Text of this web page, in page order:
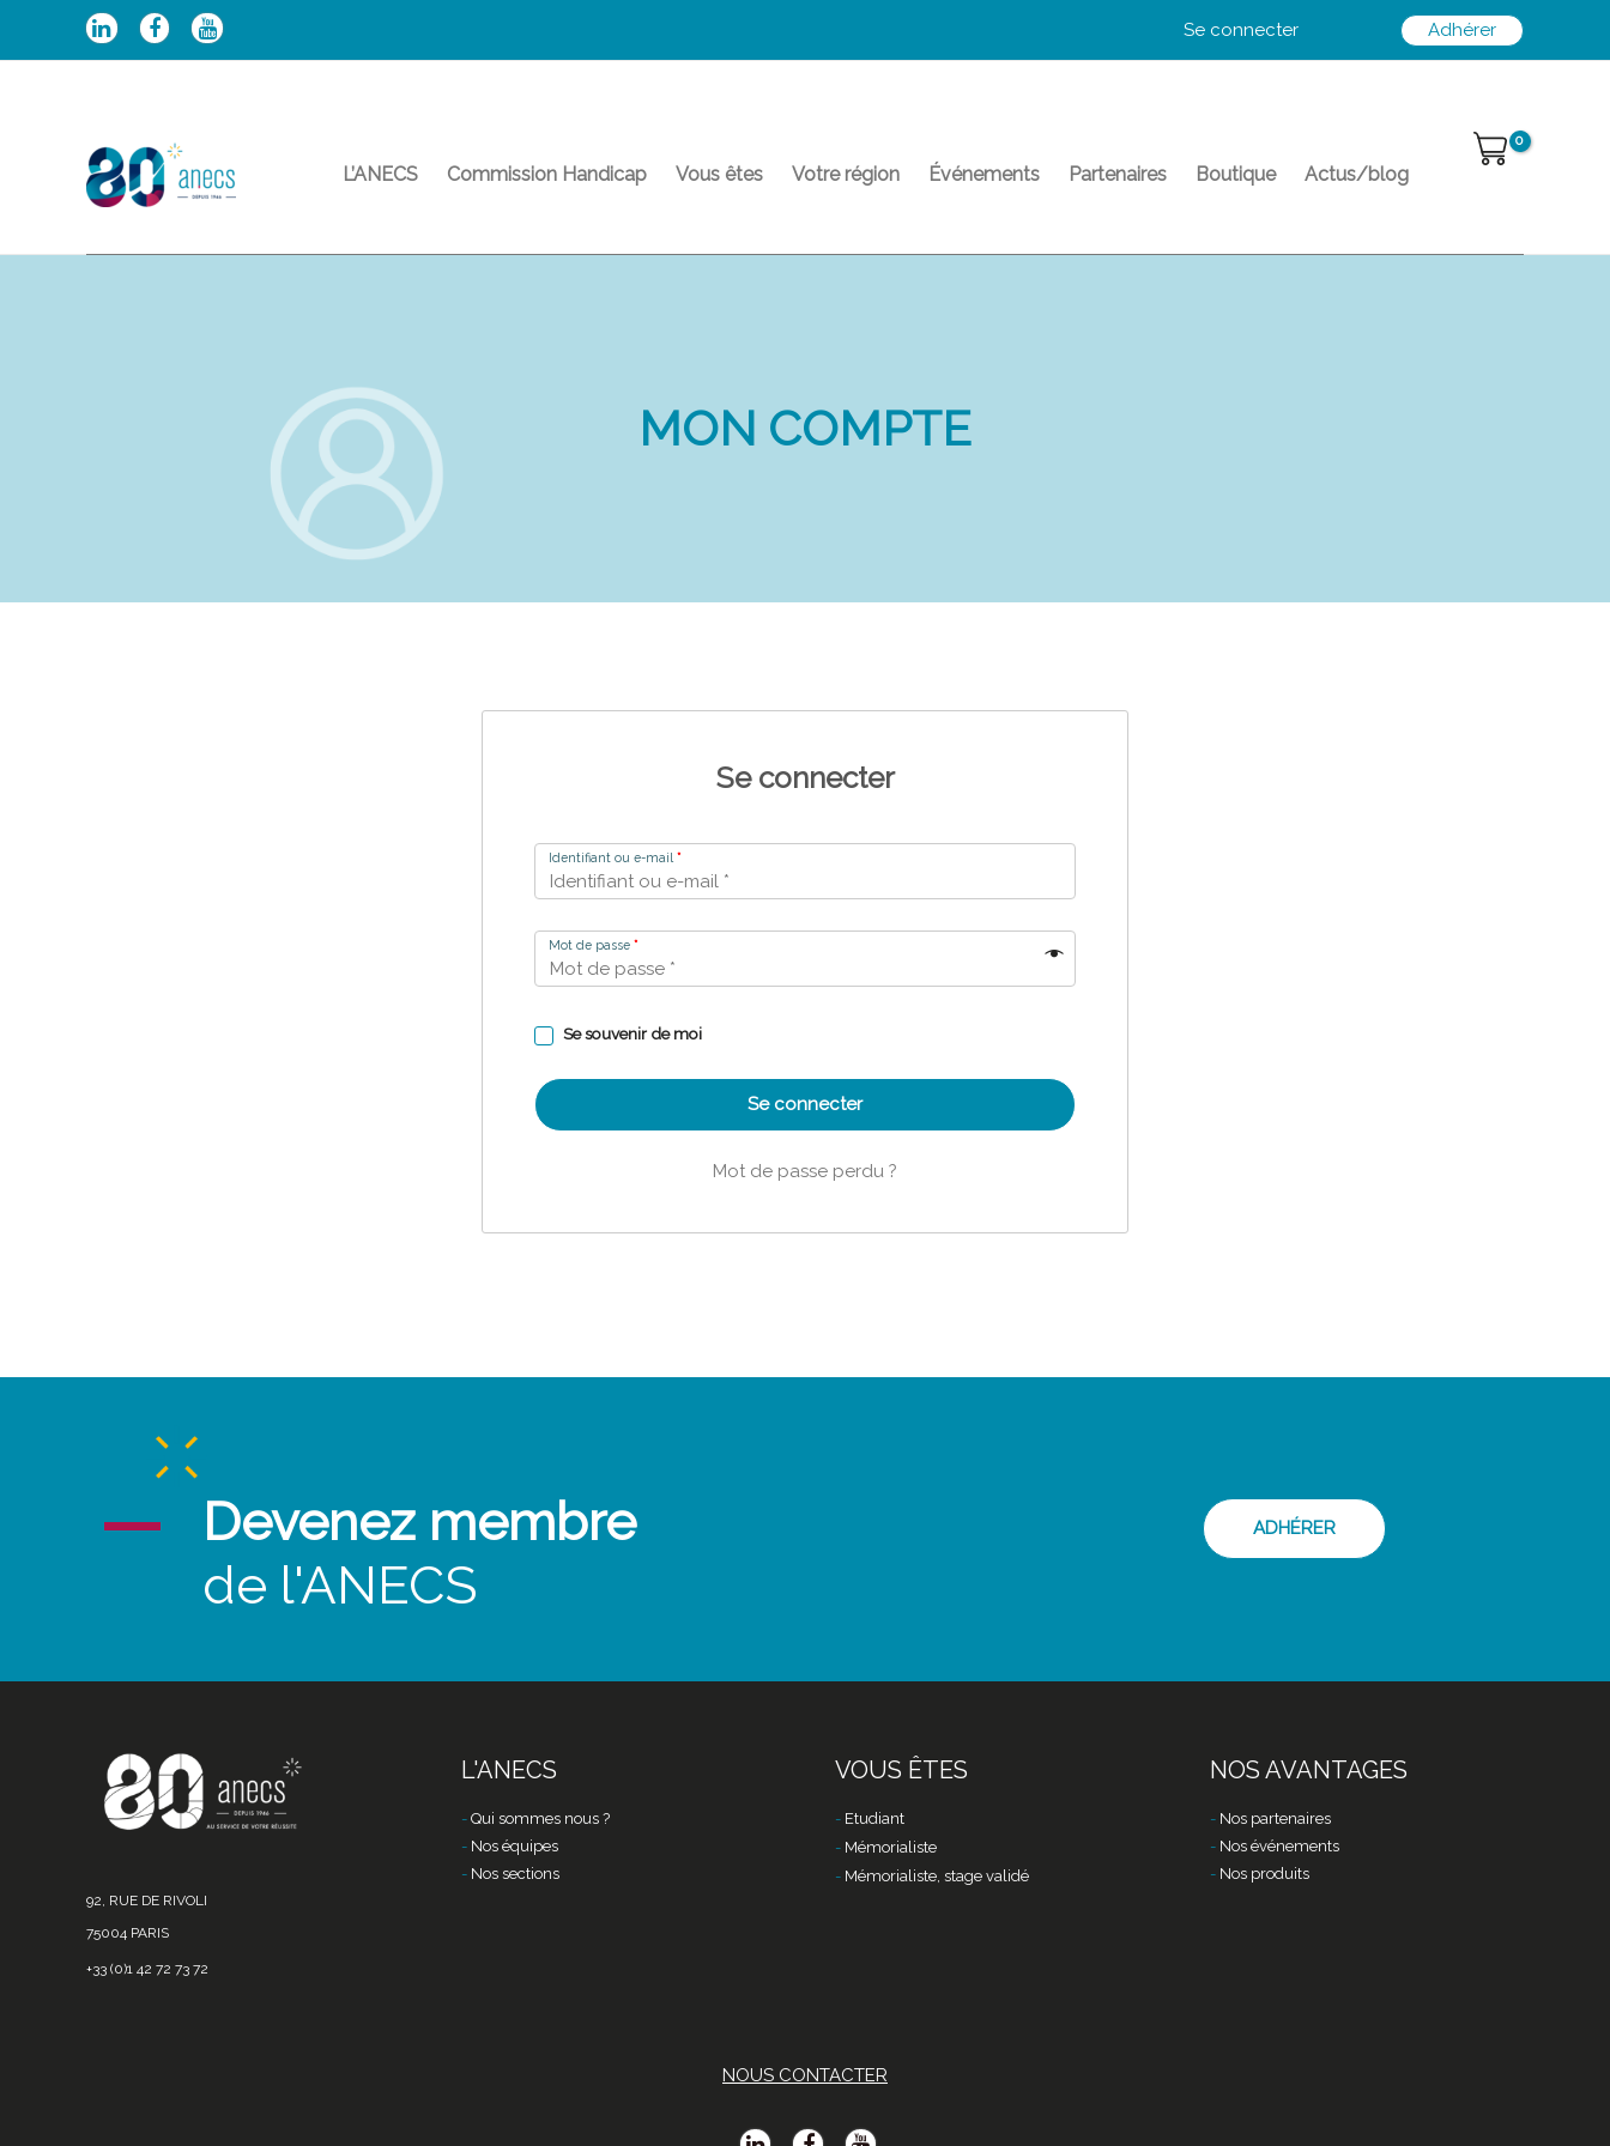
Se connecter Adhérer
L’ANECS Commission Handicap Vous êtes Votre région Événements Partenaires Boutique Actus/blog
MON COMPTE
Se connecter
Identifiant ou e-mail *
Mot de passe *
Se souvenir de moi
Se connecter
Mot de passe perdu ?
Devenez membre
de l'ANECS
ADHÉRER
92, RUE DE RIVOLI
75004 PARIS
+33 (0)1 42 72 73 72
L'ANECS
Qui sommes nous ?
Nos équipes
Nos sections
VOUS ÊTES
Etudiant
Mémorialiste
Mémorialiste, stage validé
NOS AVANTAGES
Nos partenaires
Nos événements
Nos produits
NOUS CONTACTER